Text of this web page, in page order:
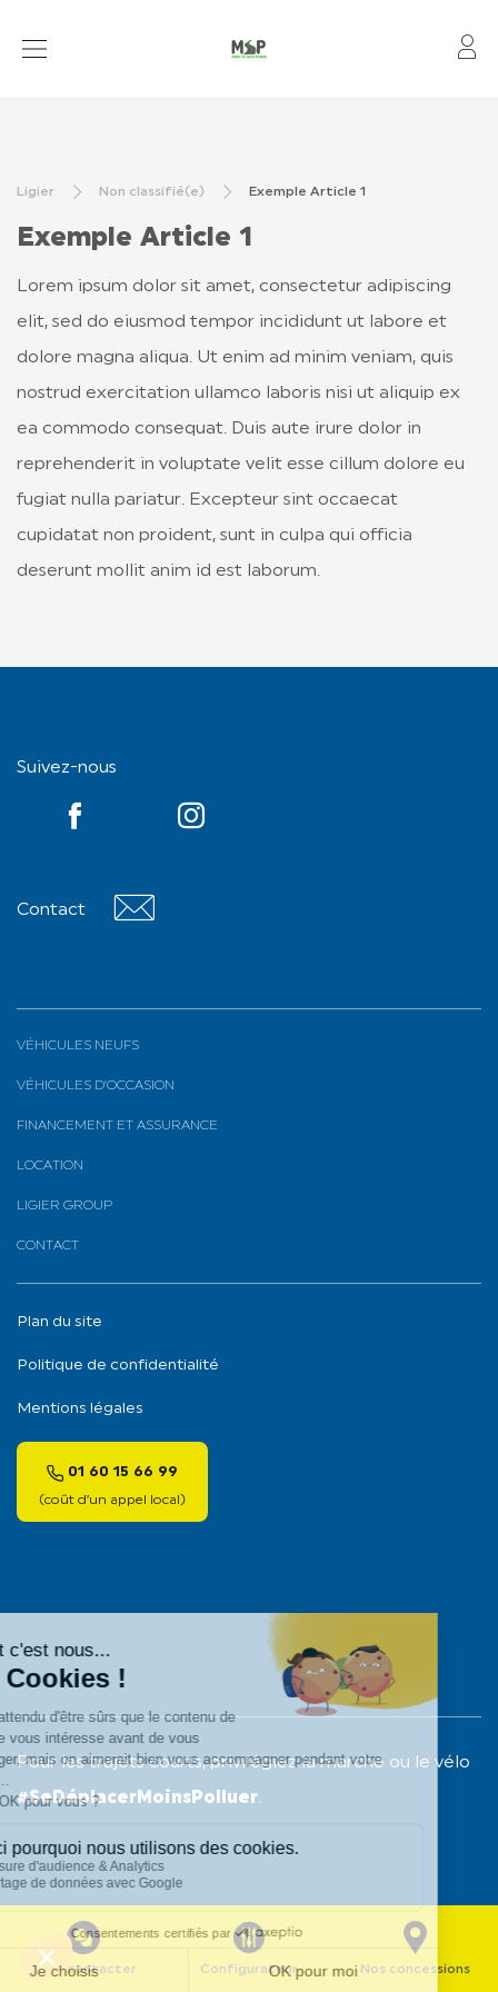
NOTRE CONCESSION
NOUS CONTACTER
FINANCEMENT & ASSURANCE
MOTORISATIONS
Ligier Non classifié(e) Exemple Article 1
Exemple Article 1
Lorem ipsum dolor sit amet, consectetur adipiscing
elit, sed do eiusmod tempor incididunt ut labore et
dolore magna aliqua. Ut enim ad minim veniam, quis
nostrud exercitation ullamco laboris nisi ut aliquip ex
ea commodo consequat. Duis aute irure dolor in
reprehenderit in voluptate velit esse cillum dolore eu
fugiat nulla pariatur. Excepteur sint occaecat
cupidatat non proident, sunt in culpa qui officia
deserunt mollit anim id est laborum.
Nous contacter Configurateur Nos concessions
Suivez-nous
YouTube YouTube
Contact
VÉHICULES NEUFS
VÉHICULES D’OCCASION
FINANCEMENT ET ASSURANCE
LOCATION
LIGIER GROUP
CONTACT
Plan du site
Politique de confidentialité
Mentions légales
01 60 15 66 99
(coût d’un appel local)
Pour les trajets courts, privilégiez la marche ou le vélo
#SeDéplacerMoinsPolluer.